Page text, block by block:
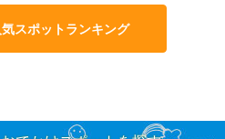
スポットランキング